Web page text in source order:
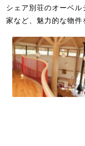
シェア別荘のオーベ
家など、魅力的な物件